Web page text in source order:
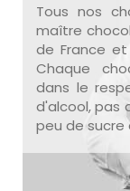
Tous nos
maître
de France
Chaque
dans le
d'alcool, pas
peu de sucre